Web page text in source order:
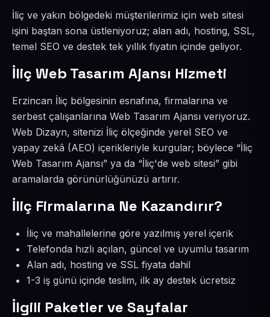
İliç ve yakın bölgedeki müşterilerimiz için web sitesi
işini baştan sona üstleniyoruz; alan adı, hosting, SSL,
temel SEO ve destek tek yıllık fiyatın içinde geliyor.
İliç Web Tasarım Ajansı Hizmeti
Erzincan İliç bölgesinin esnafına, firmalarına ve
serbest çalışanlarına Web Tasarım Ajansı veriyoruz.
Web Dizayn, sitenizi İliç ölçeğinde yerel SEO ve
yapay zekâ (AEO) içerikleriyle kurgular; böylece “İliç
Web Tasarım Ajansı” ya da “İliç'de web sitesi” gibi
aramalarda görünürlüğünüzü artırır.
İliç Firmalarına Ne Kazandırır?
İliç ve mahallelerine göre yazılmış yerel içerik
Telefonda hızlı açılan, güncel ve uyumlu tasarım
Alan adı, hosting ve SSL fiyata dahil
1-3 iş günü içinde teslim, ilk ay destek ücretsiz
İlgili Paketler ve Sayfalar